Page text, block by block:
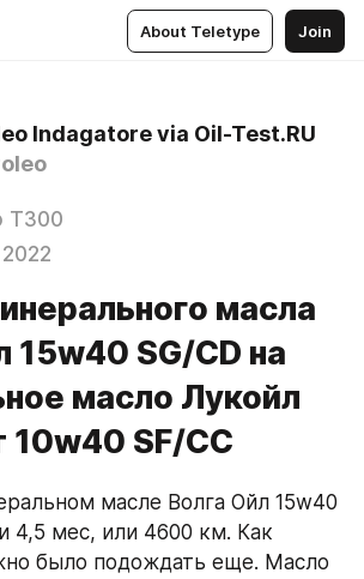
About Teletype Join
Indagatore via Oil-Test.RU
T300
масла
15w40 SG/CD на
масло Лукойл
10w40 SF/CC
масле Волга Ойл 15w40
4,5 мес, или 4600 км. Как
было подождать еще. Масло